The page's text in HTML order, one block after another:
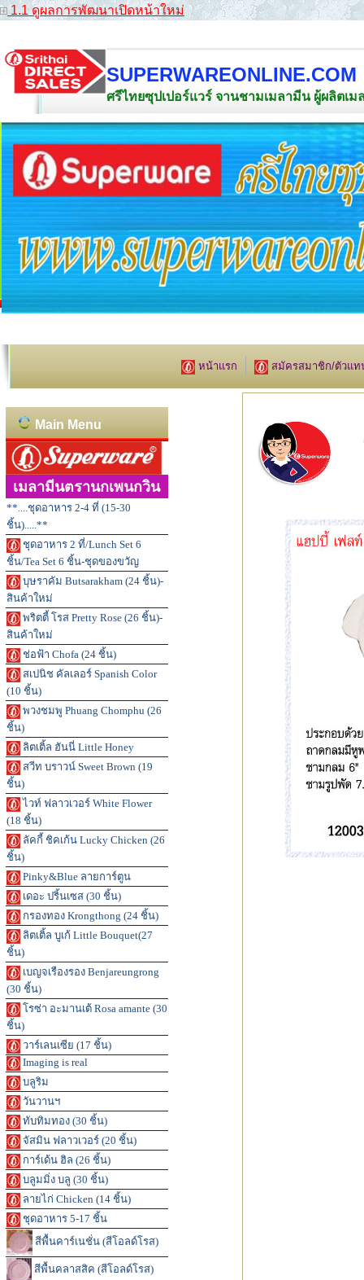
1.1 ดูผลการพัฒนาเปิดหน้าใหม่
SUPERWAREONLINE.COM
ศรีไทยซุปเปอร์แวร์ จานชามเมลามีน ผู้ผลิต
หน้าแรก สมัครสมาชิก/ตัวแท
Main Menu
เมลามีนตรานกเพนกวิน
**....ชุดอาหาร 2-4 ที่ (15-30
ชิ้น).....**
ชุดอาหาร 2 ที่/Lunch Set 6
ชิ้น/Tea Set 6 ชิ้น-ชุดของขวัญ
บุษราคัม Butsarakham (24 ชิ้น)-
สินค้าใหม่
พริตตี้ โรส Pretty Rose (26 ชิ้น)-
สินค้าใหม่
ช่อฟ้า Chofa (24 ชิ้น)
สเปนิช คัลเลอร์ Spanish Color
(10 ชิ้น)
พวงชมพู Phuang Chomphu (26
ชิ้น)
ลิตเติ้ล ฮันนี่ Little Honey
สวีท บราวน์ Sweet Brown (19
ชิ้น)
ไวท์ ฟลาวเวอร์ White Flower
(18 ชิ้น)
ลัคกี้ ชิคเก้น Lucky Chicken (26
ชิ้น)
Pinky&Blue ลายการ์ตูน
เดอะ ปริ้นเซส (30 ชิ้น)
กรองทอง Krongthong (24 ชิ้น)
ลิตเติ้ล บูเก้ Little Bouquet(27
ชิ้น)
เบญจเรืองรอง Benjareungrong
(30 ชิ้น)
โรซ่า อะมานเต้ Rosa amante (30
ชิ้น)
วาร์เลนเซีย (17 ชิ้น)
Imaging is real
บลูริม
วันวานฯ
ทับทิมทอง (30 ชิ้น)
จัสมิน ฟลาวเวอร์ (20 ชิ้น)
การ์เด้น ฮิล (26 ชิ้น)
บลูมมิ่ง บลู (30 ชิ้น)
ลายไก่ Chicken (14 ชิ้น)
ชุดอาหาร 5-17 ชิ้น
สีพื้นคาร์เนชั่น (สีโอลด์โรส)
สีพื้นคลาสสิค (สีโอลด์โรส)